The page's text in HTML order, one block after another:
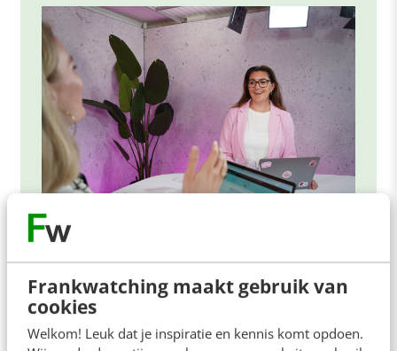
Frankwatching maakt gebruik van
cookies
Welkom! Leuk dat je inspiratie en kennis komt opdoen.
ONLINE MASTERCLASS
De nieuwe SEO- & GEO-
spelregels
In 2,5 uur van Google-first naar AI-first: zo wordt je